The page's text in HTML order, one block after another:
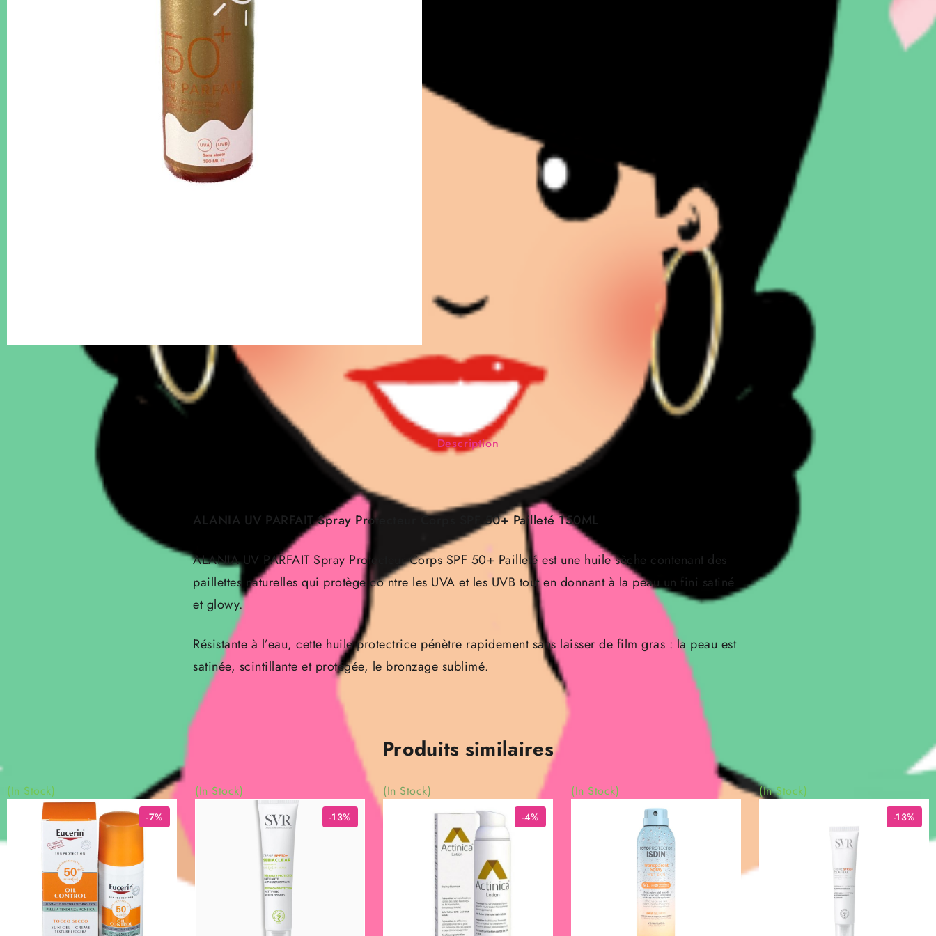
Description
ALANIA UV PARFAIT Spray Protecteur Corps SPF 50+ Pailleté 150ML
ALANIA UV PARFAIT Spray Protecteur Corps SPF 50+ Pailleté est une huile sèche contenant des
paillettes naturelles qui protège co ntre les UVA et les UVB tout en donnant à la peau un fini satiné
et glowy.
Résistante à l’eau, cette huile protectrice pénètre rapidement sans laisser de film gras : la peau est
satinée, scintillante et protégée, le bronzage sublimé.
Produits similaires
(In Stock)
-7%
(In Stock)
-13%
(In Stock)
-4%
(In Stock) (In Stock)
-13%